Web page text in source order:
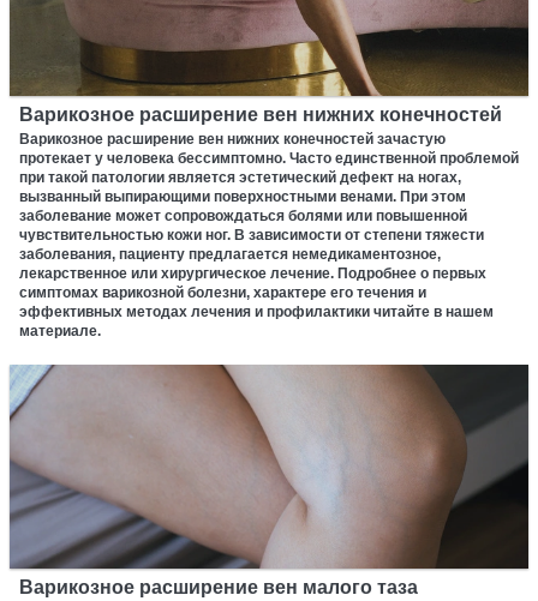
Варикозное расширение вен нижних конечностей
Варикозное расширение вен нижних конечностей зачастую
протекает у человека бессимптомно. Часто единственной проблемой
при такой патологии является эстетический дефект на ногах,
вызванный выпирающими поверхностными венами. При этом
заболевание может сопровождаться болями или повышенной
чувствительностью кожи ног. В зависимости от степени тяжести
заболевания, пациенту предлагается немедикаментозное,
лекарственное или хирургическое лечение. Подробнее о первых
симптомах варикозной болезни, характере его течения и
эффективных методах лечения и профилактики читайте в нашем
материале.
Варикозное расширение вен малого таза